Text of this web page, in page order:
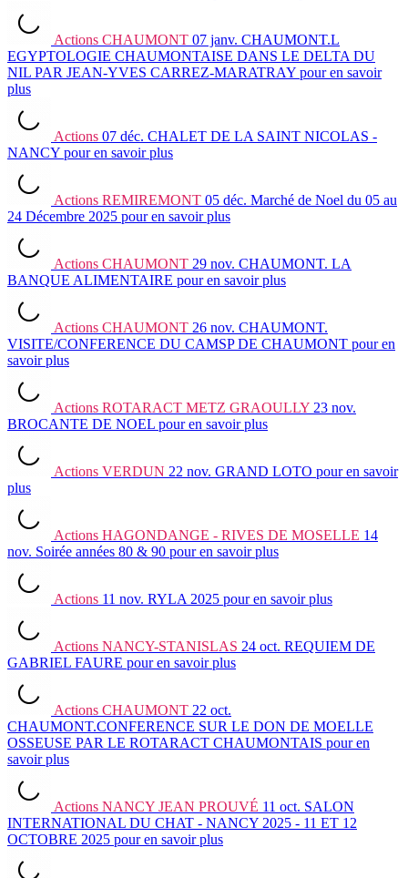
Actions CHAUMONT 07 janv. CHAUMONT.L
EGYPTOLOGIE CHAUMONTAISE DANS LE DELTA DU
NIL PAR JEAN-YVES CARREZ-MARATRAY pour en savoir
plus
Actions 07 déc. CHALET DE LA SAINT NICOLAS -
NANCY pour en savoir plus
Actions REMIREMONT 05 déc. Marché de Noel du 05 au
24 Décembre 2025 pour en savoir plus
Actions CHAUMONT 29 nov. CHAUMONT. LA
BANQUE ALIMENTAIRE pour en savoir plus
Actions CHAUMONT 26 nov. CHAUMONT.
VISITE/CONFERENCE DU CAMSP DE CHAUMONT pour en
savoir plus
Actions ROTARACT METZ GRAOULLY 23 nov.
BROCANTE DE NOEL pour en savoir plus
Actions VERDUN 22 nov. GRAND LOTO pour en savoir
plus
Actions HAGONDANGE - RIVES DE MOSELLE 14
nov. Soirée années 80 & 90 pour en savoir plus
Actions 11 nov. RYLA 2025 pour en savoir plus
Actions NANCY-STANISLAS 24 oct. REQUIEM DE
GABRIEL FAURE pour en savoir plus
Actions CHAUMONT 22 oct.
CHAUMONT.CONFERENCE SUR LE DON DE MOELLE
OSSEUSE PAR LE ROTARACT CHAUMONTAIS pour en
savoir plus
Actions NANCY JEAN PROUVÉ 11 oct. SALON
INTERNATIONAL DU CHAT - NANCY 2025 - 11 ET 12
OCTOBRE 2025 pour en savoir plus